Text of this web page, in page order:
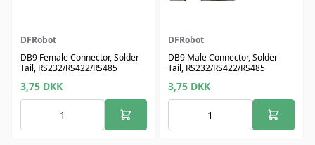
DFRobot
DB9 Female Connector, Solder
Tail, RS232/RS422/RS485
3,75 DKK
DFRobot
DB9 Male Connector, Solder
Tail, RS232/RS422/RS485
3,75 DKK